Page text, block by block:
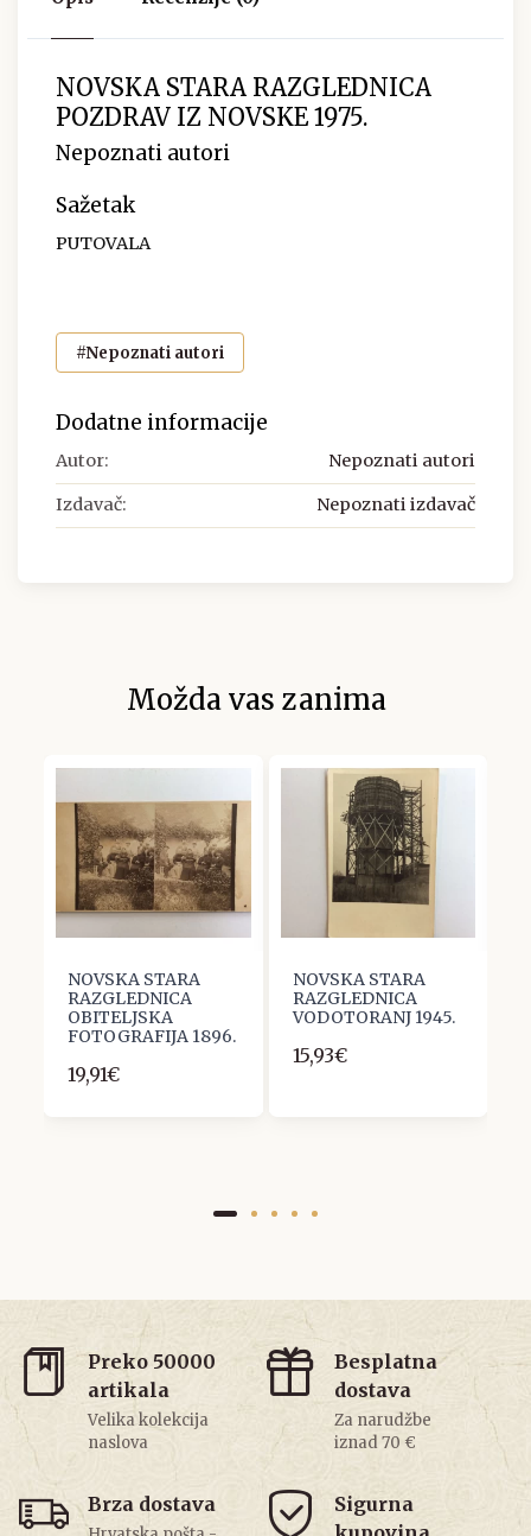
NOVSKA STARA RAZGLEDNICA
POZDRAV IZ NOVSKE 1975.
Nepoznati autori
Sažetak
PUTOVALA
#Nepoznati autori
Dodatne informacije
Autor: Nepoznati autori
Izdavač: Nepoznati izdavač
Možda vas zanima
NOVSKA STARA
RAZGLEDNICA
OBITELJSKA
FOTOGRAFIJA 1896.
19,91€
NOVSKA STARA
RAZGLEDNICA
VODOTORANJ 1945.
15,93€
Preko 50000
artikala
Velika kolekcija
naslova
Besplatna
dostava
Za narudžbe
iznad 70 €
Brza dostava
Sigurna